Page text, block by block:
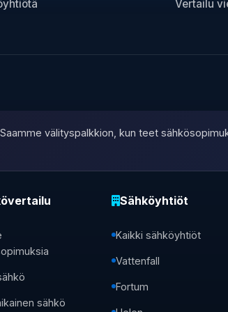
Vertailu
välityspalkkion, kun teet
sähkö
Sähköyhtiöt
Kaikki sähköyhtiöt
Vattenfall
Fortum